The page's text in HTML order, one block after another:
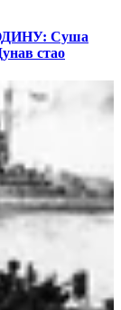
Суша
стао